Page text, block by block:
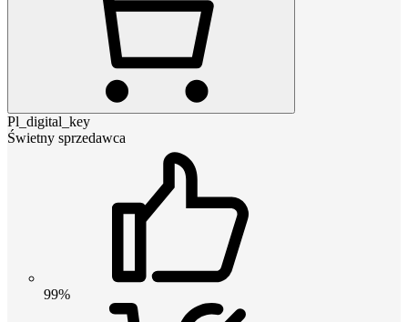
Pl_digital_key
Świetny sprzedawca
99%